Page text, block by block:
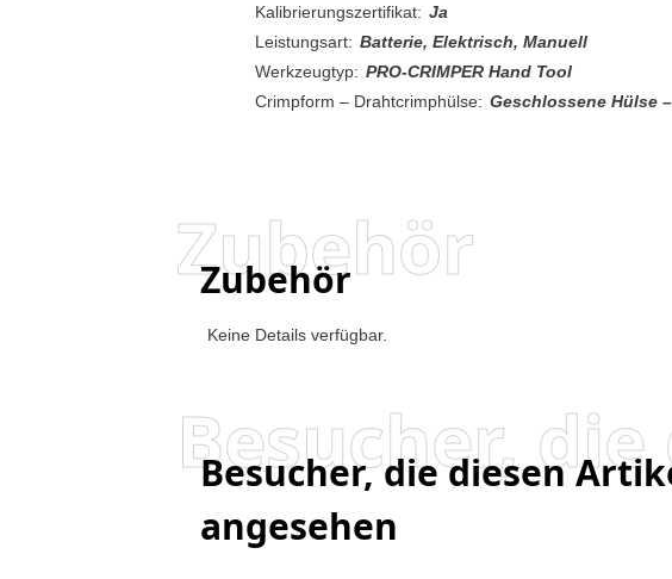
Kalibrierungszertifikat: Ja
Leistungsart: Batterie, Elektrisch, Manuell
Werkzeugtyp: PRO-CRIMPER Hand Tool
Crimpform – Drahtcrimphülse: Geschlossene Hülse
Zubehör
Zubehör
Keine Details verfügbar.
Besucher, die diesen
angesehen